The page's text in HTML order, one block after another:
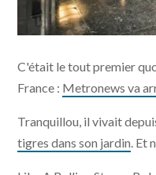
C'était le tout premier
France : Metronews va
Tranquillou, il vivait
tigres dans son jardin . Et